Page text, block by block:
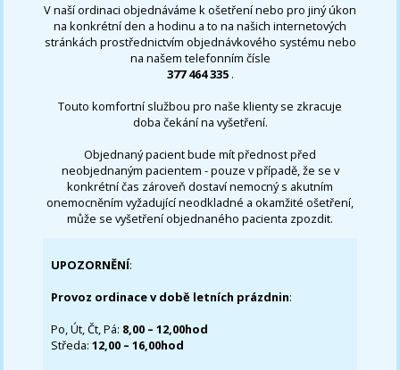
V naší ordinaci objednáváme k ošetření nebo pro jiný úkon
na konkrétní den a hodinu a to na našich internetových
stránkách prostřednictvím objednávkového systému nebo
na našem telefonním čísle
377 464 335 .
Touto komfortní službou pro naše klienty se zkracuje
doba čekání na vyšetření.
Objednaný pacient bude mít přednost před
neobjednaným pacientem - pouze v případě, že se v
konkrétní čas zároveň dostaví nemocný s akutním
onemocněním vyžadující neodkladné a okamžité ošetření,
může se vyšetření objednaného pacienta zpozdit.
UPOZORNĚNÍ:
Provoz ordinace v době letních prázdnin:
Po, Út, Čt, Pá: 8,00 – 12,00hod
Středa:12,00 – 16,00hod